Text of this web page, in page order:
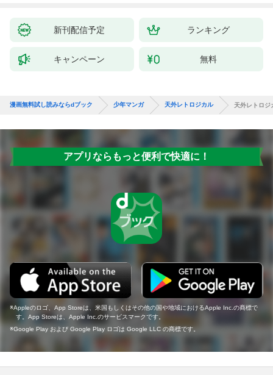
新刊配信予定 ランキング
キャンペーン 無料
漫画無料試し読みならdブック 少年マンガ 天外レトロジカル 天外レトロ
アプリならもっと便利で快適に！
Appleのロゴ、App Storeは、米国もしくはその他の国や地域におけるApple Inc.の商標で
す。App Storeは、Apple Inc.のサービスマークです。
Google Play および Google Play ロゴは Google LLC の商標です。